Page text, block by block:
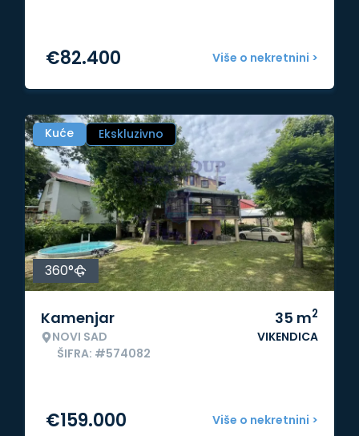
Više o nekretnini >
€82.400
Kuće Ekskluzivno
360°
Kamenjar
NOVI SAD
ŠIFRA: #574082
35 m2
VIKENDICA
Više o nekretnini >
€159.000